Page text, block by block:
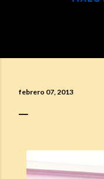
febrero 07, 2013